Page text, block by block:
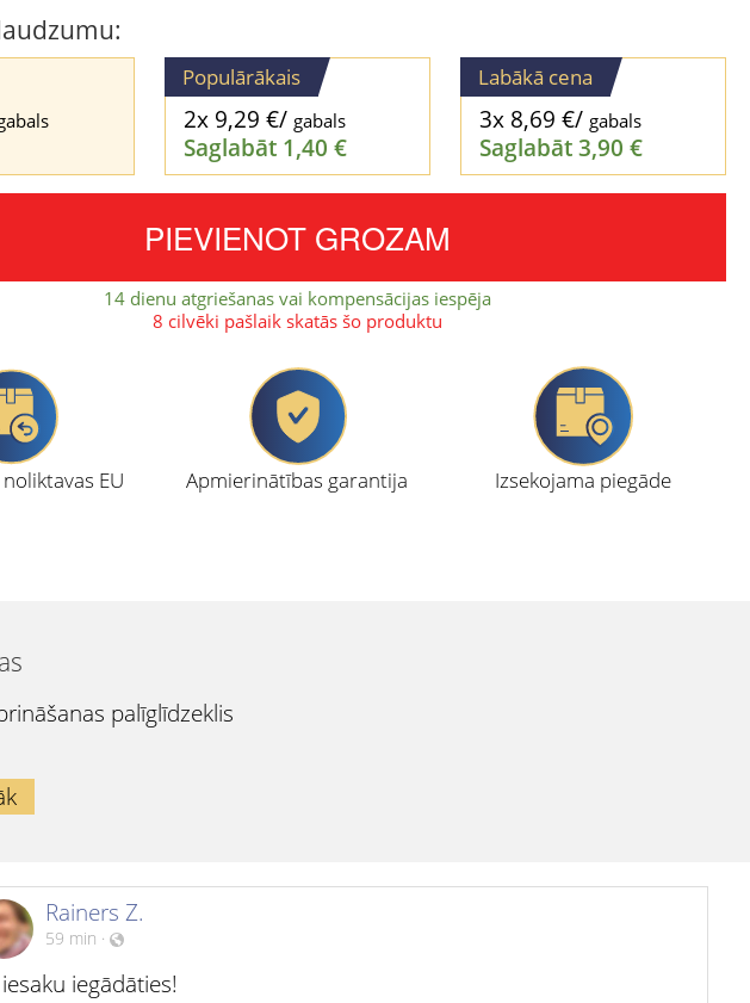
Populārākais
2x 9,29 €/ gabals
Saglabāt 1,40 €
Labākā cena
3x 8,69 €/ gabals
Saglabāt3,90 €
PIEVIENOT GROZAM
14 dienu atgriešanas vai kompensācijas iespēja
8 cilvēki pašlaik skatās šo produktu
EU Apmierinātības garantija Izsekojama piegāde
palīglīdzeklis
Rainers Z.
59 min ·
iesaku iegādāties!